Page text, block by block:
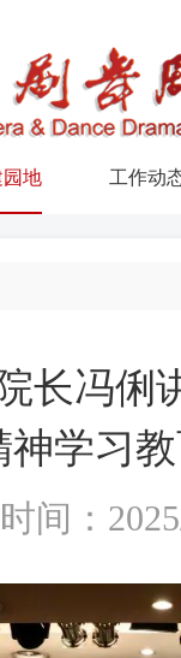
园地 工作动
长冯俐
神学习
时间：